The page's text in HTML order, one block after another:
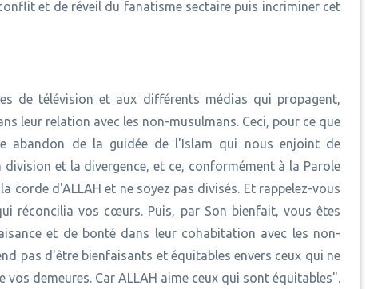
et de réveil du fanatisme sectaire puis incriminer cet
de télévision et aux différents médias qui propagent,
leur relation avec les non-musulmans. Ceci, pour ce que
abandon de la guidée de l'Islam qui nous enjoint de
et la divergence, et ce, conformément à la Parole
corde d'ALLAH et ne soyez pas divisés. Et rappelez-vous
réconcilia vos cœurs. Puis, par Son bienfait, vous êtes
et de bonté dans leur cohabitation avec les non-
pas d'être bienfaisants et équitables envers ceux qui ne
demeures. Car ALLAH aime ceux qui sont équitables".